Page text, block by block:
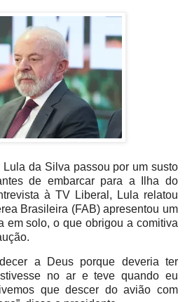
da Silva passou por um susto
de embarcar para a Ilha do
à TV Liberal, Lula relatou
Brasileira (FAB) apresentou um
em solo, o que obrigou a comitiva
a Deus porque deveria ter
no ar e teve quando eu
que descer do avião com